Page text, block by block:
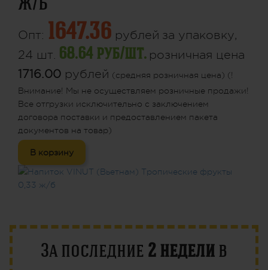
Опт: 1647.36 рублей за упаковку,
24 шт. 68.64 руб/шт. розничная цена
1716.00 рублей (средняя розничная цена) (!
Внимание! Мы не осуществляем розничные продажи!
Все отгрузки исключительно с заключением
договора поставки и предоставлением пакета
документов на товар)
В корзину
За последние 2 недели в